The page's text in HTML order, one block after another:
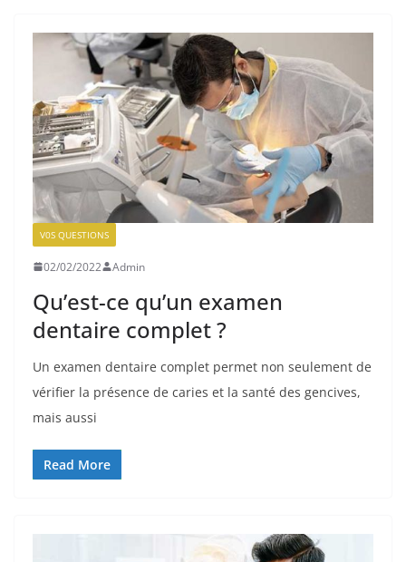
V0S QUESTIONS
02/02/2022 Admin
Qu’est-ce qu’un examen
dentaire complet ?
Un examen dentaire complet permet non seulement de
vérifier la présence de caries et la santé des gencives,
mais aussi
Read More